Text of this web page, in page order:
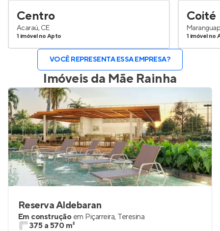
Centro
Acaraú, CE
1 imóvel no Apto
Coité
1 imóvel no
VOCÊ REPRESENTA ESSA EMPRESA?
Imóveis da Mãe Rainha
Reserva Aldebaran
Em construção em Piçarreira, Teresina
375 a 570 m²